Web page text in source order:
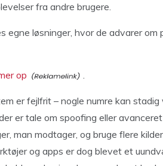
fra andre brugere.
egne løsninger, hvor de advarer om
op .
er fejlfrit – nogle numre kan
er tale om spoofing eller
man modtager, og bruge flere
og apps er dog blevet et